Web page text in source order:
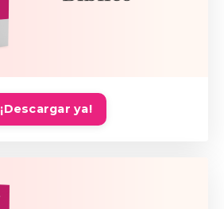
¡Descargar ya!